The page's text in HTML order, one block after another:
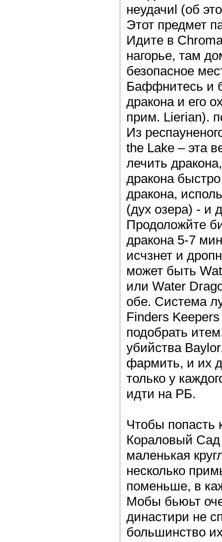
неудачиl (об
Этот предмет
Идите в
нагорье, там
безопасное
Баффнитесь и
дракона и его
прим. Lierian).
Из
the Lake – эта
лечить
дракона
дракона,
(дух озера) - и
Продоложйте
дракона 5-7
исчзнет и
может быть
или Water
обе. Система
Finders
подобрать
убийства
фармить, и их
только у
идти на РБ.
Чтобы попасть
Кораловый
маленькая
несколько
поменьше, в
Мобы бьюьт
династири не
большинство